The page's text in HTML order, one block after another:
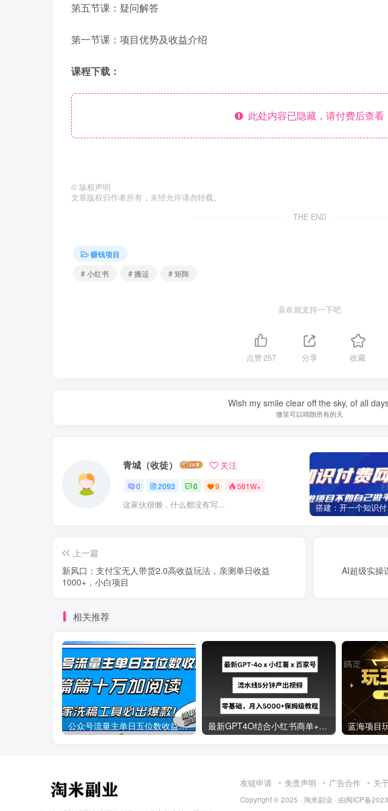
第五节课：疑问解答
第一节课：项目优势及收益介绍
课程下载：
此处内容已隐藏，请付费后查看
© 版权声明
文章版权归作者所有，未经允许请勿转载。
THE END
赚钱项目
# 小红书
# 搬运 # 矩阵
喜欢就支持一下吧
点赞257 分享 收藏
Wish my smile clear off the sky, of all
微笑可以晴朗所有的天
青城（收徒） 关注
0 2093 0 9 561W+
这家伙很懒，什么都没有写... 搭建
上一篇
新风口：支付宝无人带货2.0高收益玩法，亲测单日收益
1000+，小白项目
AI超级实操
相关推荐
公众号流量主单日五位数收益，篇篇十万加阅读独家洗稿工具必出爆款！ 最新GPT4O结合小红书商单+百家号，流水线5分钟产出视频，月入5000+【揭秘】
友链申请 免责声明 广告合作 关
Copyright © 2025 · 淘米副业 · 由闽ICP备